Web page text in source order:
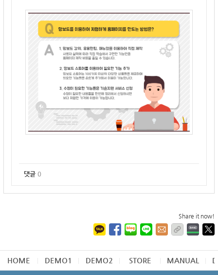
댓글 0
Share it now!
HOME DEMO1 DEMO2 STORE MANUAL